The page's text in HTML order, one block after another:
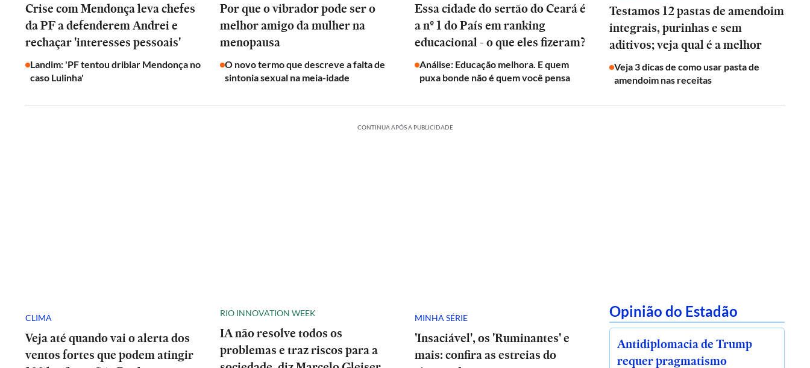
Crise com Mendonça leva chefes
da PF a defenderem Andrei e
rechaçar 'interesses pessoais'
Landim: 'PF tentou driblar Mendonça no
caso Lulinha'
Por que o vibrador pode ser o
melhor amigo da mulher na
menopausa
O novo termo que descreve a falta de
sintonia sexual na meia-idade
Essa cidade do sertão do Ceará é
a nº 1 do País em ranking
educacional - o que eles fizeram?
Análise: Educação melhora. E quem
puxa bonde não é quem você pensa
Testamos 12 pastas de amendoim
integrais, purinhas e sem
aditivos; veja qual é a melhor
Veja 3 dicas de como usar pasta de
amendoim nas receitas
CONTINUA APÓS A PUBLICIDADE
CLIMA
Veja até quando vai o alerta dos
ventos fortes que podem atingir
RIO INNOVATION WEEK
IA não resolve todos os
problemas e traz riscos para a
MINHA SÉRIE
'Insaciável', os 'Ruminantes' e
mais: confira as estreias do
Opinião do Estadão
Antidiplomacia de Trump
requer pragmatismo